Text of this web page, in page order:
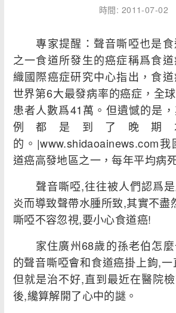
疾病
時間: 2011-07-02
專家提醒：聲音嘶啞也是食
之一食道所發生的癌症稱爲食
織國際癌症研究中心指出，食
世界第6大最發病率的癌症，全
患者人數爲41萬。但遺憾的是
例都是到了晚期
的。|www.shidaoainews.com
道癌高發地區之一，每年平均病
聲音嘶啞,往往被人們認爲是
炎而導致聲帶水腫所致,其實不盡
嘶啞不容忽視,要小心食道癌!
家住廣州68歲的孫老伯怎麼
的聲音嘶啞會和食道癌掛上鉤,
但就是治不好,直到最近在醫院
後,纔算解開了心中的謎。